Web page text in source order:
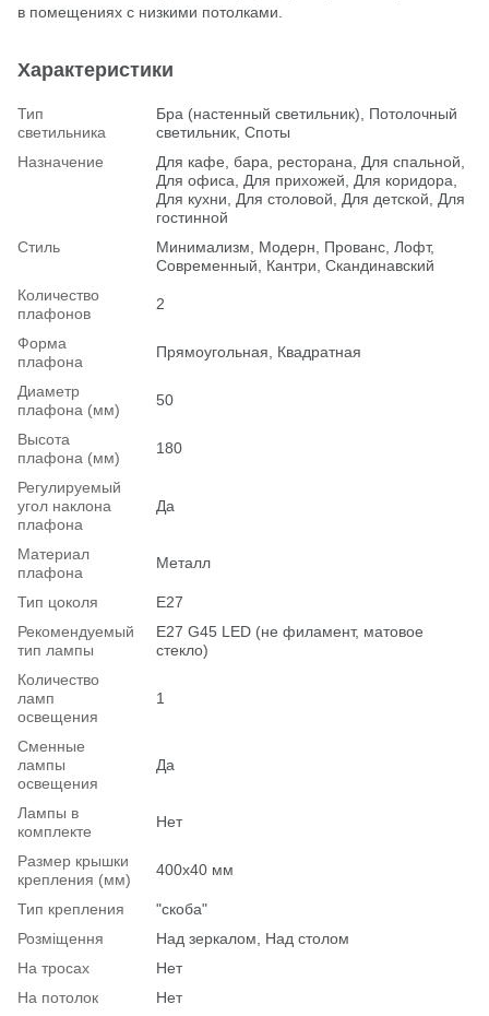
в помещениях с низкими потолками.
Характеристики
Тип
светильника
Бра (настенный светильник), Потолочный
светильник, Споты
Назначение
Для кафе, бара, ресторана, Для спальной,
Для офиса, Для прихожей, Для коридора,
Для кухни, Для столовой, Для детской, Для
гостинной
Стиль
Минимализм, Модерн, Прованс, Лофт,
Современный, Кантри, Скандинавский
Количество
плафонов
2
Форма
плафона
Прямоугольная, Квадратная
Диаметр
плафона (мм)
50
Высота
плафона (мм)
180
Регулируемый
угол наклона
плафона
Да
Материал
плафона
Металл
Тип цоколя
E27
Рекомендуемый
тип лампы
Е27 G45 LED (не филамент, матовое
стекло)
Количество
ламп
освещения
1
Сменные
лампы
освещения
Да
Лампы в
комплекте
Нет
Размер крышки
крепления (мм)
400х40 мм
Тип крепления
"скоба"
Розміщення
Над зеркалом, Над столом
На тросах
Нет
На потолок
Нет